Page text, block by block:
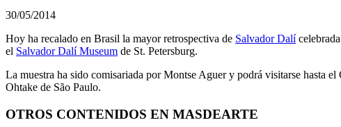
30/05/2014
Hoy ha recalado en Brasil la mayor retrospectiva de Salvador Dalí
el Salvador Dalí Museum de St. Petersburg.
La muestra ha sido comisariada por Montse Aguer y podrá visitarse hasta
Ohtake de São Paulo.
OTROS CONTENIDOS EN MASDEARTE